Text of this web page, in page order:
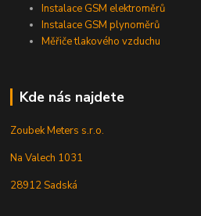
Instalace GSM elektroměrů
Instalace GSM plynoměrů
Měřiče tlakového vzduchu
Kde nás najdete
Zoubek Meters s.r.o.
Na Valech 1031
28912 Sadská